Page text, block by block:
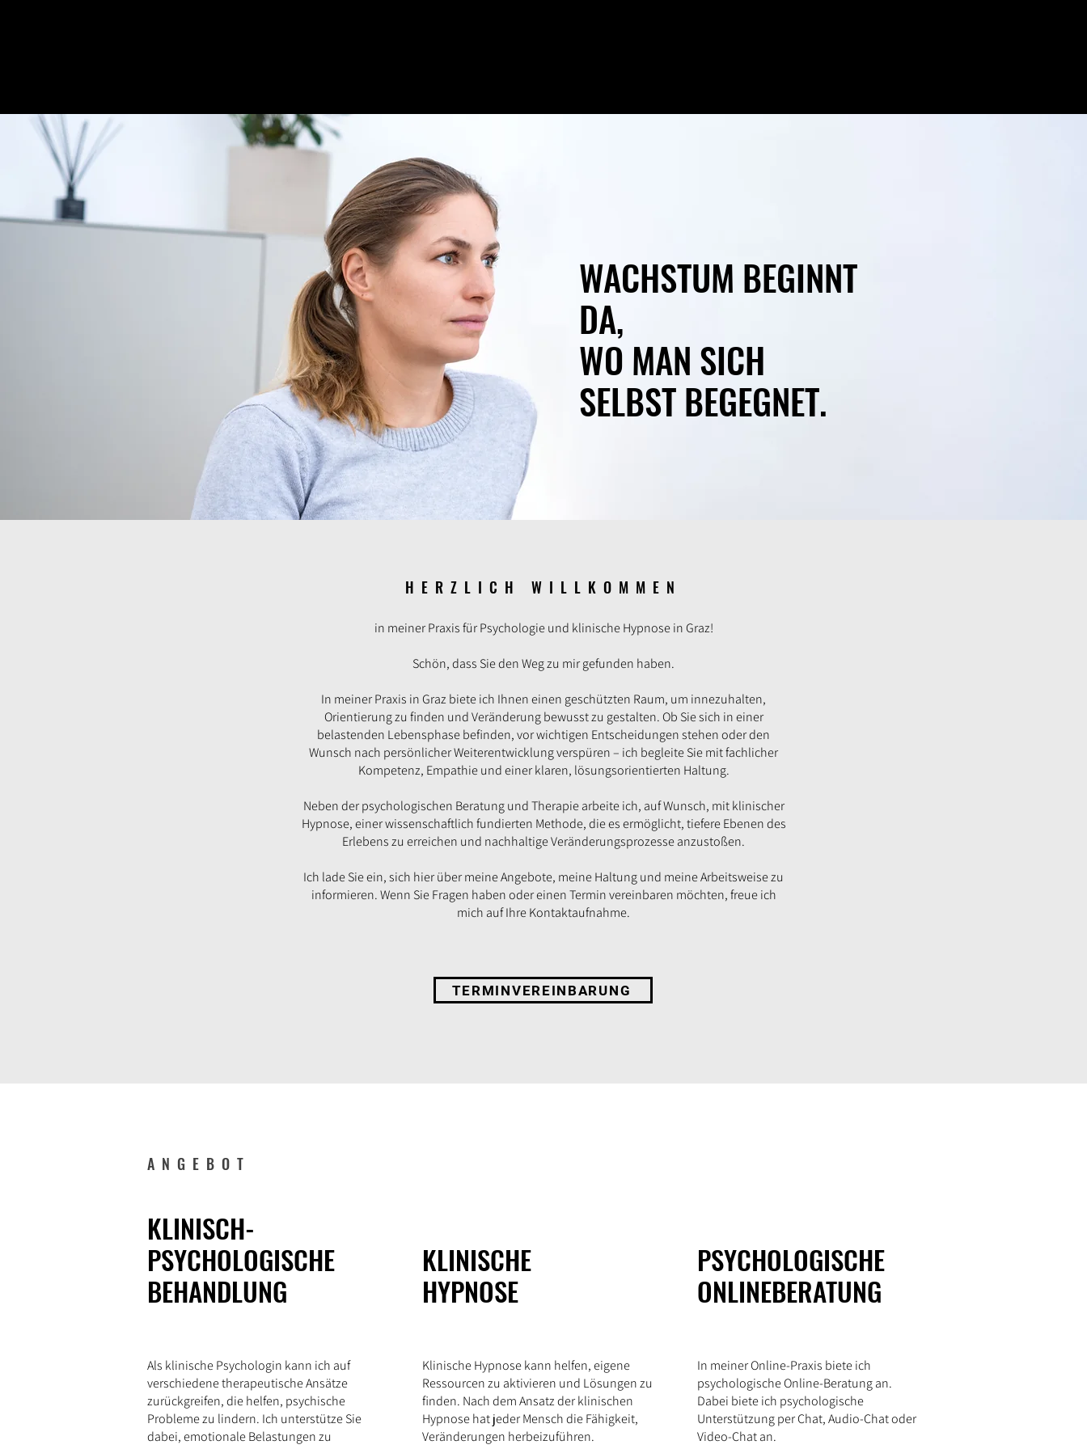
WACHSTUM BEGINNT
DA,
WO MAN SICH
SELBST BEGEGNET.
HERZLICH WILLKOMMEN
in meiner Praxis für Psychologie und klinische Hypnose in Graz!
Schön, dass Sie den Weg zu mir gefunden haben.
In meiner Praxis in Graz biete ich Ihnen einen geschützten Raum, um innezuhalten,
Orientierung zu finden und Veränderung bewusst zu gestalten. Ob Sie sich in einer
belastenden Lebensphase befinden, vor wichtigen Entscheidungen stehen oder den
Wunsch nach persönlicher Weiterentwicklung verspüren – ich begleite Sie mit fachlicher
Kompetenz, Empathie und einer klaren, lösungsorientierten Haltung.
Neben der psychologischen Beratung und Therapie arbeite ich, auf Wunsch, mit klinischer
Hypnose, einer wissenschaftlich fundierten Methode, die es ermöglicht, tiefere Ebenen des
Erlebens zu erreichen und nachhaltige Veränderungsprozesse anzustoßen.
Ich lade Sie ein, sich hier über meine Angebote, meine Haltung und meine Arbeitsweise zu
informieren. Wenn Sie Fragen haben oder einen Termin vereinbaren möchten, freue ich
mich auf Ihre Kontaktaufnahme.
TERMINVEREINBARUNG
ANGEBOT
KLINISCH-
PSYCHOLOGISCHE
BEHANDLUNG
Als klinische Psychologin kann ich auf
verschiedene therapeutische Ansätze
zurückgreifen, die helfen, psychische
Probleme zu lindern. Ich unterstütze Sie
dabei, emotionale Belastungen zu
KLINISCHE
HYPNOSE
Klinische Hypnose kann helfen, eigene
Ressourcen zu aktivieren und Lösungen zu
finden. Nach dem Ansatz der klinischen
Hypnose hat jeder Mensch die Fähigkeit,
Veränderungen herbeizuführen.
PSYCHOLOGISCHE
ONLINEBERATUNG
In meiner Online-Praxis biete ich
psychologische Online-Beratung an.
Dabei biete ich psychologische
Unterstützung per Chat, Audio-Chat oder
Video-Chat an.